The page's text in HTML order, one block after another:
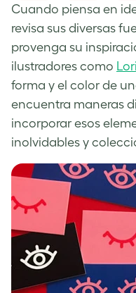
Cuando piensa en
revisa sus diversas
provenga su
ilustradores como
forma y el color de
encuentra maneras
incorporar esos
inolvidables y